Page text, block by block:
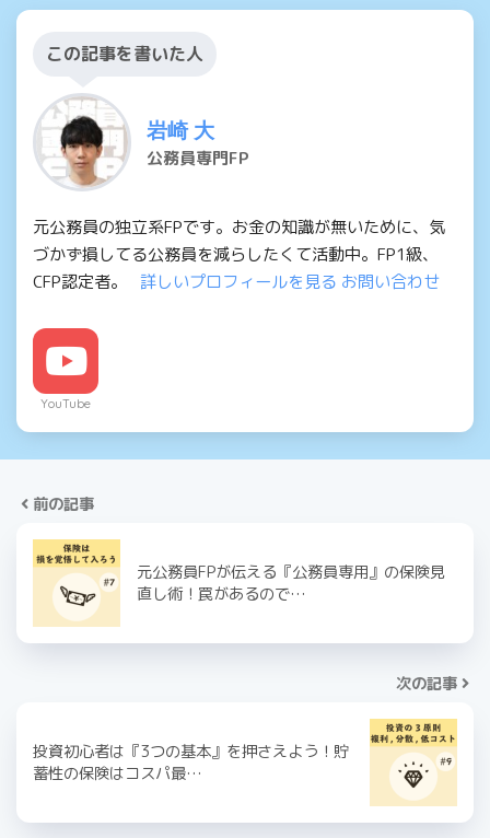
この記事を書いた人
岩崎 大
公務員専門FP
元公務員の独立系FPです。お金の知識が無いために、気
づかず損してる公務員を減らしたくて活動中。FP1級、
CFP認定者。 詳しいプロフィールを見る お問い合わせ
YouTube
前の記事
元公務員FPが伝える『公務員専用』の保険見
直し術！罠があるので…
次の記事
投資初心者は『3つの基本』を押さえよう！貯
蓄性の保険はコスパ最…